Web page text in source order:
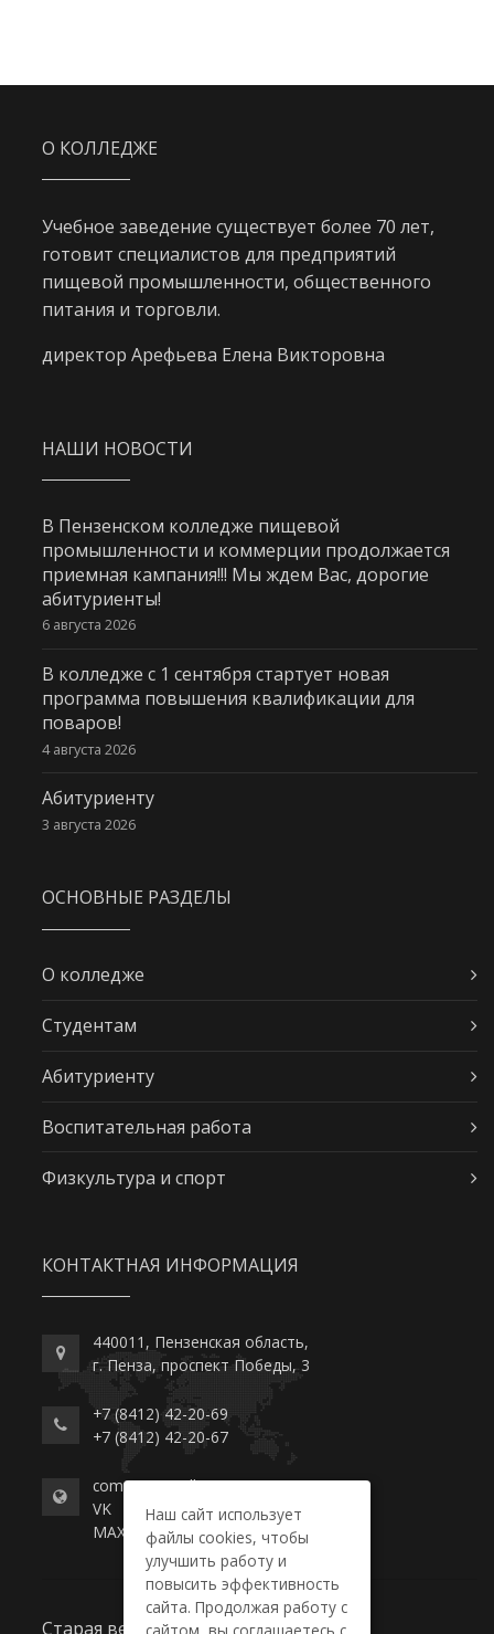
О КОЛЛЕДЖЕ
Учебное заведение существует более 70 лет,
готовит специалистов для предприятий
пищевой промышленности, общественного
питания и торговли.
директор Арефьева Елена Викторовна
НАШИ НОВОСТИ
В Пензенском колледже пищевой
промышленности и коммерции продолжается
приемная кампания!!! Мы ждем Вас, дорогие
абитуриенты!
6 августа 2026
В колледже с 1 сентября стартует новая
программа повышения квалификации для
поваров!
4 августа 2026
Абитуриенту
3 августа 2026
ОСНОВНЫЕ РАЗДЕЛЫ
О колледже
Студентам
Абитуриенту
Воспитательная работа
Физкультура и спорт
КОНТАКТНАЯ ИНФОРМАЦИЯ
440011, Пензенская область,
г. Пенза, проспект Победы, 3
+7 (8412) 42-20-69
+7 (8412) 42-20-67
commerce-college.ru
VK
MAX
Старая версия сайта
Наш сайт использует
файлы cookies, чтобы
улучшить работу и
повысить эффективность
сайта. Продолжая работу с